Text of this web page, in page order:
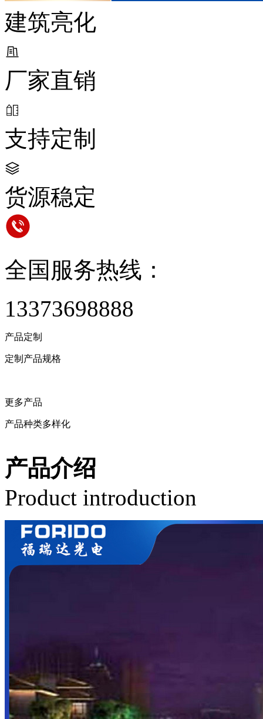
建筑亮化
厂家直销
支持定制
货源稳定
全国服务热线：
13373698888
产品定制
定制产品规格
更多产品
产品种类多样化
产品介绍
Product introduction